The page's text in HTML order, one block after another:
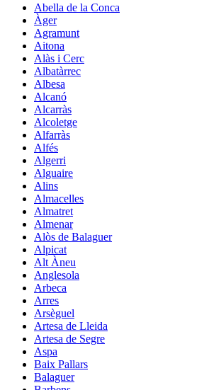
Abella de la Conca
Àger
Agramunt
Aitona
Alàs i Cerc
Albatàrrec
Albesa
Alcanó
Alcarràs
Alcoletge
Alfarràs
Alfés
Algerri
Alguaire
Alins
Almacelles
Almatret
Almenar
Alòs de Balaguer
Alpicat
Alt Àneu
Anglesola
Arbeca
Arres
Arsèguel
Artesa de Lleida
Artesa de Segre
Aspa
Baix Pallars
Balaguer